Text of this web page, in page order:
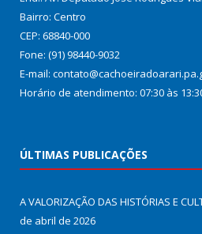
Bairro: Centro
CEP: 68840-000
Fone: (91) 98440-9032
E-mail:
Horário de atendimento: 07:30 às
ÚLTIMAS PUBLICAÇÕES
A VALORIZAÇÃO DAS HISTÓRIAS E
de abril de 2026